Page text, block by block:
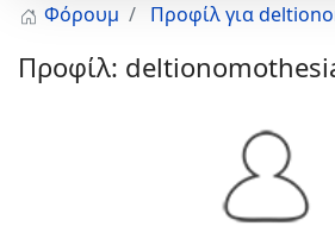
Φόρουμ Προφίλ για
Προφίλ: